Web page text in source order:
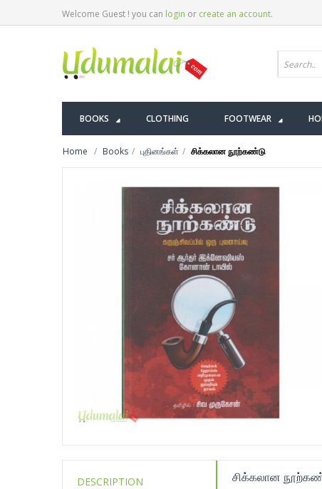
Welcome Guest ! you can login or create an account.
BOOKS CLOTHING FOOTWEAR
Home Books புதினங்கள் சிக்கலான நூற்கண்டு
DESCRIPTION சிக்கலான